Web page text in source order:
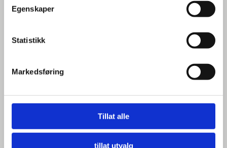
Egenskaper
Statistikk
Markedsføring
Tillat alle
tillat utvalg